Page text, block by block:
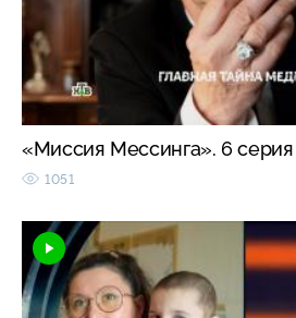
«Миссия Мессинга». 6 серия
1051